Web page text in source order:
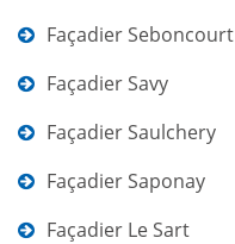
Façadier Seboncourt
Façadier Savy
Façadier Saulchery
Façadier Saponay
Façadier Le Sart